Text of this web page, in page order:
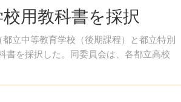
用教科書を採択
立中等教育学校（後期課程）と都立特別
書を採択した。同委員会は、各都立高校